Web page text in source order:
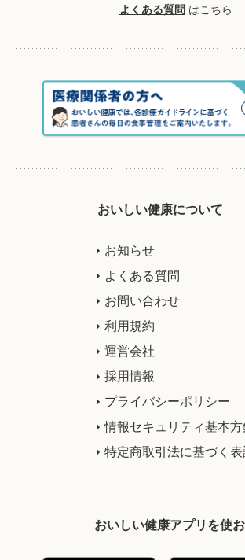
よくある質問 はこちら
おいしい健康について
お知らせ
よくある質問
お問い合わせ
利用規約
運営会社
採用情報
プライバシーポリシー
情報セキュリティ基本
特定商取引法に基づく
おいしい健康アプリを使